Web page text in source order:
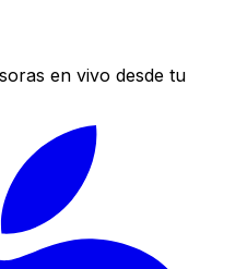
en vivo desde tu